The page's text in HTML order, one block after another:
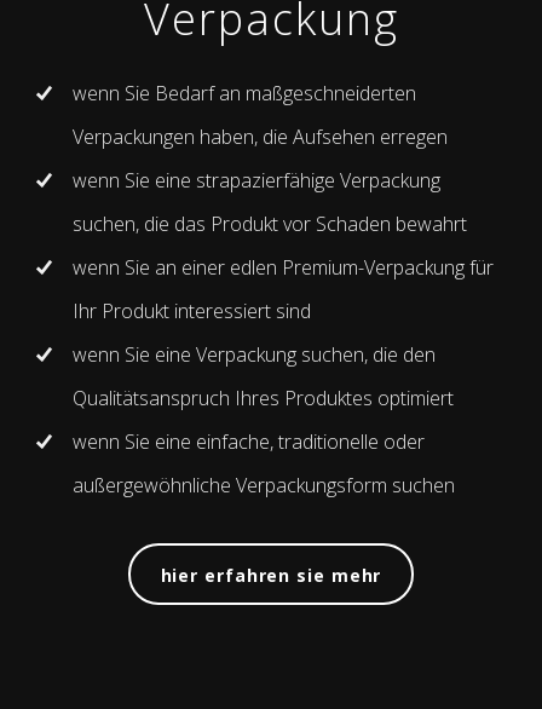
Verpackung
wenn Sie Bedarf an maßgeschneiderten
Verpackungen haben, die Aufsehen erregen
wenn Sie eine strapazierfähige Verpackung
suchen, die das Produkt vor Schaden bewahrt
wenn Sie an einer edlen Premium-Verpackung für
Ihr Produkt interessiert sind
wenn Sie eine Verpackung suchen, die den
Qualitätsanspruch Ihres Produktes optimiert
wenn Sie eine einfache, traditionelle oder
außergewöhnliche Verpackungsform suchen
hier erfahren sie mehr